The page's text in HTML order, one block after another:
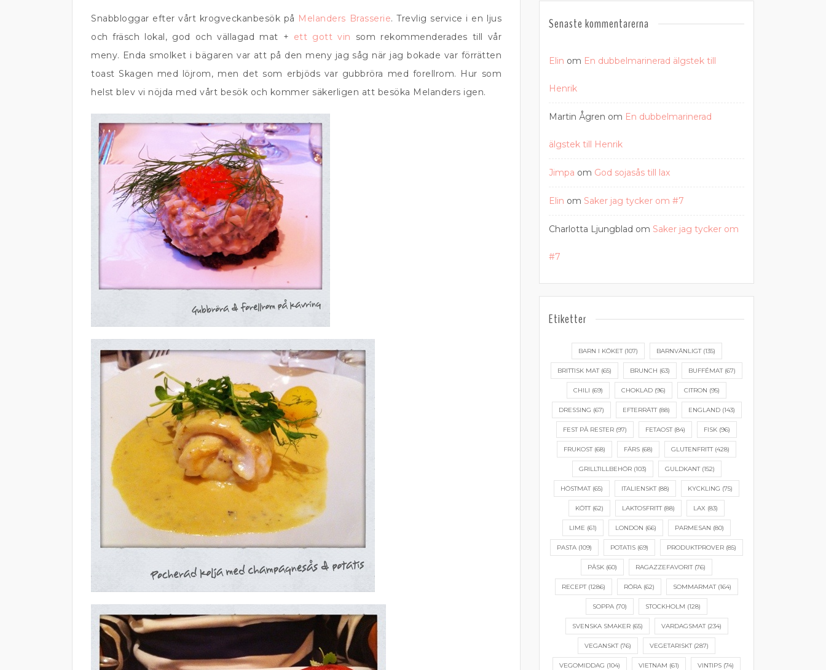
Snabbloggar efter vårt krogveckanbesök på Melanders Brasserie. Trevlig service i en ljus
och fräsch lokal, god och vällagad mat + ett gott vin som rekommenderades till vår
meny. Enda smolket i bägaren var att på den meny jag såg när jag bokade var förrätten
toast Skagen med löjrom, men det som erbjöds var gubbröra med forellrom. Hur som
helst blev vi nöjda med vårt besök och kommer säkerligen att besöka Melanders igen.
Senaste kommentarerna
Elin om En dubbelmarinerad älgstek till
Henrik
Martin Ågren om En dubbelmarinerad
älgstek till Henrik
Jimpa om God sojasås till lax
Elin om Saker jag tycker om #7
Charlotta Ljungblad om Saker jag tycker om
#7
Etiketter
BARN I KÖKET(107) BARNVÄNLIGT(135)
BRITTISK MAT(65) BRUNCH (63) BUFFÉMAT(67)
CHILI (69) CHOKLAD (96) CITRON (95)
DRESSING (67) EFTERRÄTT(88) ENGLAND(143)
FEST PÅ RESTER (97) FETAOST(84) FISK (96)
FRUKOST(68) FÄRS (68) GLUTENFRITT(428)
GRILLTILLBEHÖR(103) GULDKANT(152)
HÖSTMAT(65) ITALIENSKT(88) KYCKLING (75)
KÖTT(62) LAKTOSFRITT(88) LAX (83)
LIME (61) LONDON (66) PARMESAN (80)
PASTA (109) POTATIS (69) PRODUKTPROVER (85)
PÅSK (60) RAGAZZEFAVORIT(76)
RECEPT(1286) RÖRA (62) SOMMARMAT(164)
SOPPA (70) STOCKHOLM (128)
SVENSKA SMAKER(65) VARDAGSMAT(234)
VEGANSKT(76) VEGETARISKT(287)
VEGOMIDDAG (104) VIETNAM (61) VINTIPS (74)